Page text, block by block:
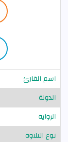
اسم القارئ
الدولة
الرواية
نوع التلاوة